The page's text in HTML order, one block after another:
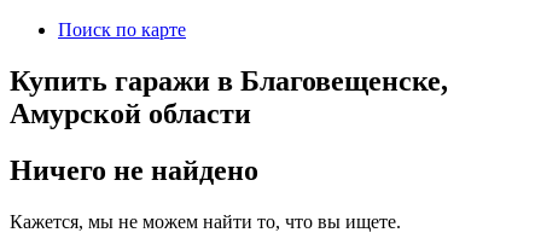
Поиск по карте
Купить гаражи в Благовещенске,
Амурской области
Ничего не найдено
Кажется, мы не можем найти то, что вы ищете.